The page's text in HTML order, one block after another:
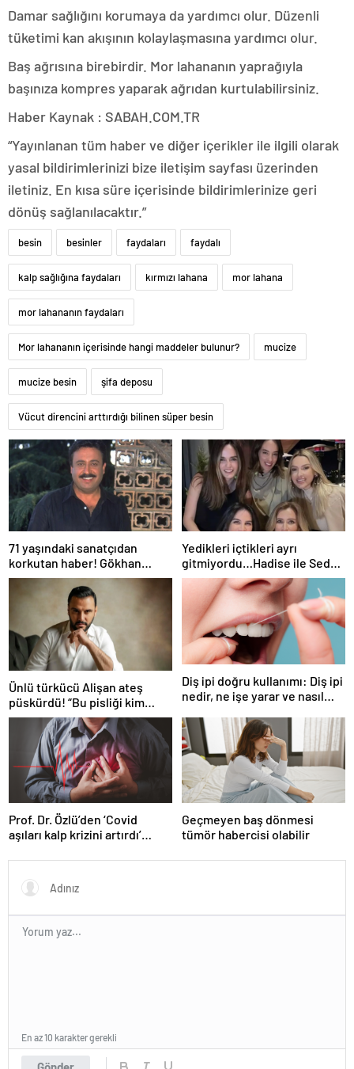
Damar sağlığını korumaya da yardımcı olur. Düzenli
tüketimi kan akışının kolaylaşmasına yardımcı olur.
Baş ağrısına birebirdir. Mor lahananın yaprağıyla
başınıza kompres yaparak ağrıdan kurtulabilirsiniz.
Haber Kaynak : SABAH.COM.TR
“Yayınlanan tüm haber ve diğer içerikler ile ilgili olarak
yasal bildirimlerinizi bize iletişim sayfası üzerinden
iletiniz. En kısa süre içerisinde bildirimlerinize geri
dönüş sağlanılacaktır.”
besin besinler faydaları faydalı
kalp sağlığına faydaları kırmızı lahana mor lahana
mor lahananın faydaları
Mor lahananın içerisinde hangi maddeler bulunur? mucize
mucize besin şifa deposu
Vücut direncini arttırdığı bilinen süper besin
71 yaşındaki sanatçıdan
korkutan haber! Gökhan
Güney hastaneye kaldırıldı!
Yedikleri içtikleri ayrı
gitmiyordu…Hadise ile Seda
Bakan arasında ipler koptu!
Seda Bakan’dan manidar
paylaşım…
Ünlü türkücü Alişan ateş
püskürdü! “Bu pisliği kim
yaptıysa ortaya çıkacak!”
Diş ipi doğru kullanımı: Diş ipi
nedir, ne işe yarar ve nasıl
Prof. Dr. Özlü’den ‘Covid
aşıları kalp krizini artırdı’
Geçmeyen baş dönmesi
tümör habercisi olabilir
En az 10 karakter gerekli